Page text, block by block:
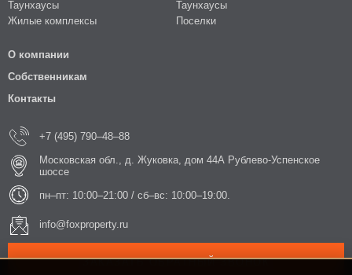
Таунхаусы
Жилые комплексы
Таунхаусы
Поселки
О компании
Собственникам
Контакты
+7 (495) 790–48–88
Московская обл., д. Жуковка, дом 44А Рублево-Успенское
шоссе
пн–пт: 10:00–21:00 / сб–вс: 10:00–19:00.
info@foxproperty.ru
ЗАКАЗАТЬ ОБРАТНЫЙ ЗВОНОК